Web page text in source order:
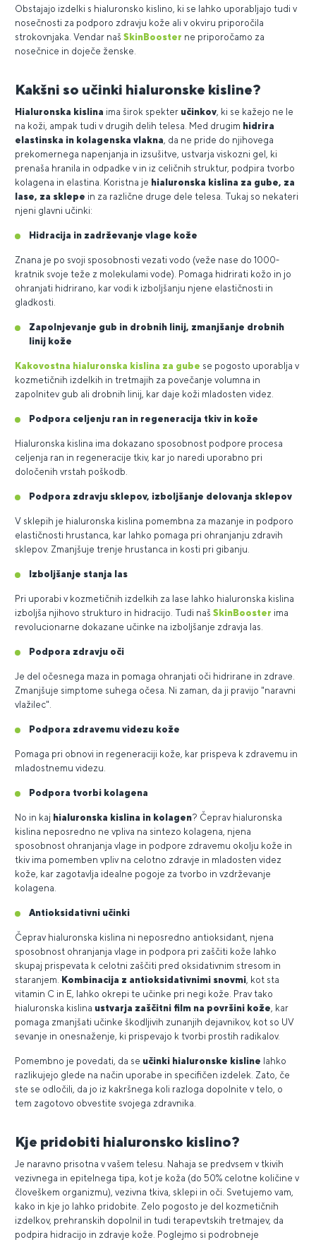
Obstajajo izdelki s hialuronsko kislino, ki se lahko uporabljajo tudi v
nosečnosti za podporo zdravju kože ali v okviru priporočila
strokovnjaka. Vendar naš SkinBooster ne priporočamo za
nosečnice in doječe ženske.
Kakšni so učinki hialuronske kisline?
Hialuronska kislina ima širok spekter učinkov , ki se kažejo ne le
na koži, ampak tudi v drugih delih telesa. Med drugim hidrira
elastinska in kolagenska vlakna , da ne pride do njihovega
prekomernega napenjanja in izsušitve, ustvarja viskozni gel, ki
prenaša hranila in odpadke v in iz celičnih struktur, podpira tvorbo
kolagena in elastina. Koristna je hialuronska kislina za gube, za
lase, za sklepe in za različne druge dele telesa. Tukaj so nekateri
njeni glavni učinki:
Hidracija in zadrževanje vlage kože
Znana je po svoji sposobnosti vezati vodo (veže nase do 1000-
kratnik svoje teže z molekulami vode). Pomaga hidrirati kožo in jo
ohranjati hidrirano, kar vodi k izboljšanju njene elastičnosti in
gladkosti.
Zapolnjevanje gub in drobnih linij, zmanjšanje drobnih
linij kože
Kakovostna hialuronska kislina za gube se pogosto uporablja v
kozmetičnih izdelkih in tretmajih za povečanje volumna in
zapolnitev gub ali drobnih linij, kar daje koži mladosten videz.
Podpora celjenju ran in regeneracija tkiv in kože
Hialuronska kislina ima dokazano sposobnost podpore procesa
celjenja ran in regeneracije tkiv, kar jo naredi uporabno pri
določenih vrstah poškodb.
Podpora zdravju sklepov, izboljšanje delovanja sklepov
V sklepih je hialuronska kislina pomembna za mazanje in podporo
elastičnosti hrustanca, kar lahko pomaga pri ohranjanju zdravih
sklepov. Zmanjšuje trenje hrustanca in kosti pri gibanju.
Izboljšanje stanja las
Pri uporabi v kozmetičnih izdelkih za lase lahko hialuronska kislina
izboljša njihovo strukturo in hidracijo. Tudi naš SkinBooster ima
revolucionarne dokazane učinke na izboljšanje zdravja las.
Podpora zdravju oči
Je del očesnega maza in pomaga ohranjati oči hidrirane in zdrave.
Zmanjšuje simptome suhega očesa. Ni zaman, da ji pravijo "naravni
vlažilec".
Podpora zdravemu videzu kože
Pomaga pri obnovi in regeneraciji kože, kar prispeva k zdravemu in
mladostnemu videzu.
Podpora tvorbi kolagena
No in kaj hialuronska kislina in kolagen? Čeprav hialuronska
kislina neposredno ne vpliva na sintezo kolagena, njena
sposobnost ohranjanja vlage in podpore zdravemu okolju kože in
tkiv ima pomemben vpliv na celotno zdravje in mladosten videz
kože, kar zagotavlja idealne pogoje za tvorbo in vzdrževanje
kolagena.
Antioksidativni učinki
Čeprav hialuronska kislina ni neposredno antioksidant, njena
sposobnost ohranjanja vlage in podpora pri zaščiti kože lahko
skupaj prispevata k celotni zaščiti pred oksidativnim stresom in
staranjem.
Kombinacija z antioksidativnimi snovmi , kot sta
vitamin C in E, lahko okrepi te učinke pri negi kože. Prav tako
hialuronska kislina ustvarja zaščitni film na površini kože , kar
pomaga zmanjšati učinke škodljivih zunanjih dejavnikov, kot so UV
sevanje in onesnaženje, ki prispevajo k tvorbi prostih radikalov.
Pomembno je povedati, da se učinki hialuronske kisline lahko
razlikujejo glede na način uporabe in specifičen izdelek. Zato, če
ste se odločili, da jo iz kakršnega koli razloga dopolnite v telo, o
tem zagotovo obvestite svojega zdravnika.
Kje pridobiti hialuronsko kislino?
Je naravno prisotna v vašem telesu. Nahaja se predvsem v tkivih
vezivnega in epitelnega tipa, kot je koža (do 50% celotne količine v
človeškem organizmu), vezivna tkiva, sklepi in oči. Svetujemo vam,
kako in kje jo lahko pridobite. Zelo pogosto je del kozmetičnih
izdelkov, prehranskih dopolnil in tudi terapevtskih tretmajev, da
podpira hidracijo in zdravje kože. Poglejmo si podrobneje